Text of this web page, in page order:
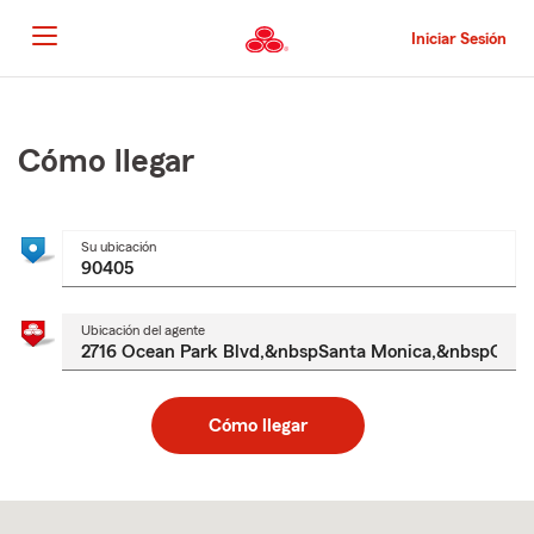
al
contenido
principal
Iniciar Sesión
principal
Cómo llegar
Su ubicación
Ubicación del agente
Cómo llegar
to